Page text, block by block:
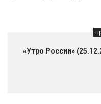
«Утро России»